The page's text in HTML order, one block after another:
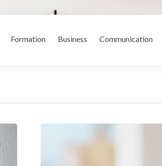
Formation Business Communication